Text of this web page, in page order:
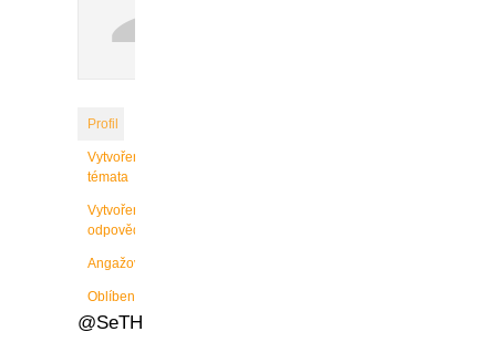
Profil
Vytvořené
témata
Vytvořené
odpovědi
Angažovanost
Oblíbené
@SeTH